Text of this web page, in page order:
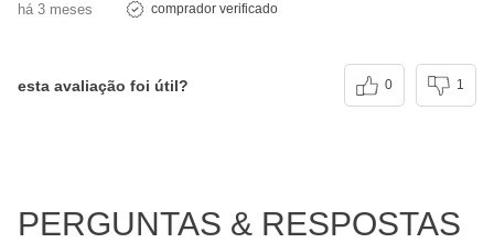
há 3 meses comprador verificado
esta avaliação foi útil? 0 1
PERGUNTAS & RESPOSTAS